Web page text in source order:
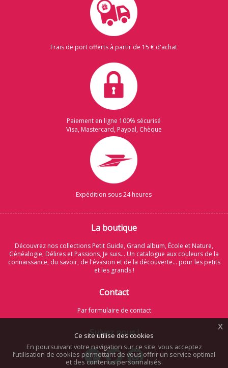
Ce site utilise des cookies
En poursuivant votre navigation sur ce site, vous acceptez
l’utilisation de cookies permettant de vous offrir un service optimal
et des contenus personnalisés.
x
Frais de port offerts à partir de 15 € d'achat
Paiement en ligne 100% sécurisé
Visa, Mastercard, Paypal, Chèque
Expédition sous 24 heures
La boutique
Découvrez nos collections Petit Guide, Grand album, École et Nature,
Généalogie, Délires et Passions, Je suis... Un catalogue aux couleurs de la
connaissance, du savoir, de l'évasion et de la découverte... pour les petits
et les grands !
Contact
Par formulaire de contact
Suivez nous !